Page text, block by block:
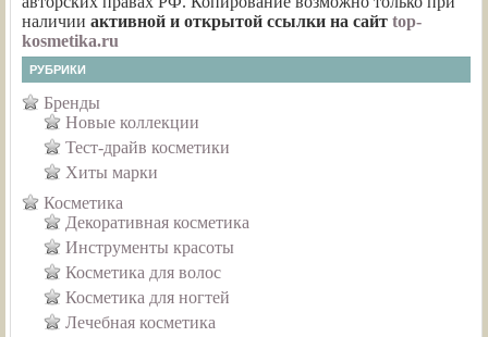
наличии активной и открытой ссылки на сайт top-
kosmetika.ru
РУБРИКИ
Бренды
Новые коллекции
Тест-драйв косметики
Хиты марки
Косметика
Декоративная косметика
Инструменты красоты
Косметика для волос
Косметика для ногтей
Лечебная косметика